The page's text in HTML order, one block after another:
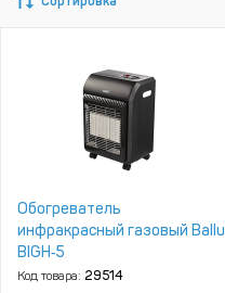
Обогреватель
инфракрасный газовый Ballu
BIGH‑5
Код товара: 29514